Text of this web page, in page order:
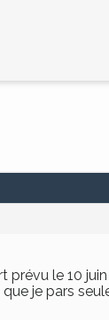
le 10
je pars